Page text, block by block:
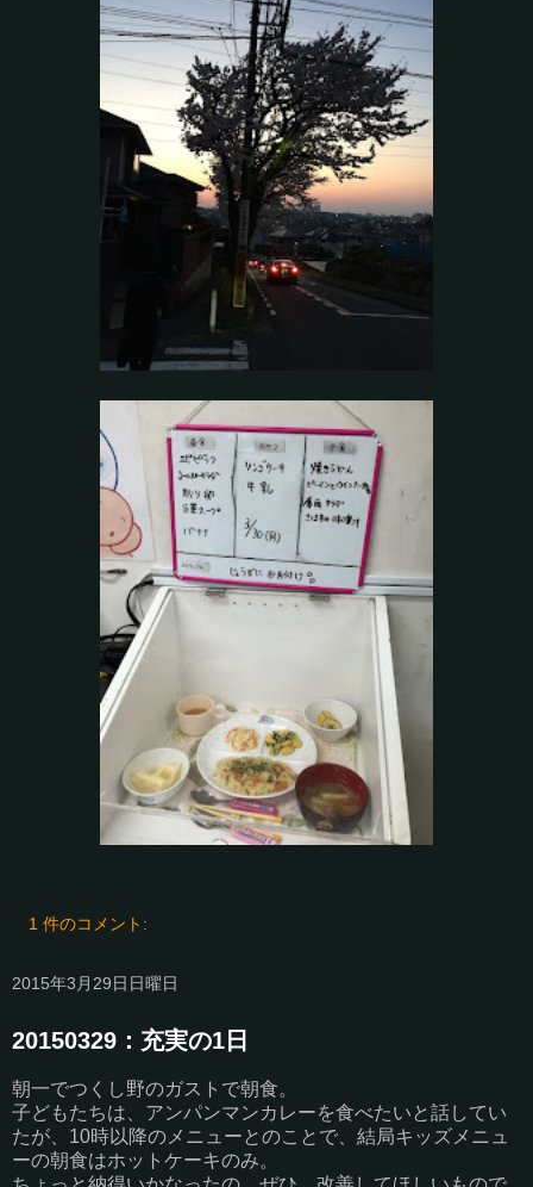
1 件のコメント:
2015年3月29日日曜日
20150329：充実の1日
朝一でつくし野のガストで朝食。
子どもたちは、アンパンマンカレーを食べたいと話してい
たが、10時以降のメニューとのことで、結局キッズメニュ
ーの朝食はホットケーキのみ。